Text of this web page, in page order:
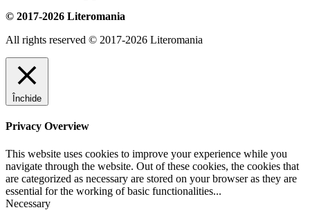
© 2017-2026 Literomania
All rights reserved © 2017-2026 Literomania
Închide
Privacy Overview
This website uses cookies to improve your experience while you
navigate through the website. Out of these cookies, the cookies that
are categorized as necessary are stored on your browser as they are
essential for the working of basic functionalities...
Necessary